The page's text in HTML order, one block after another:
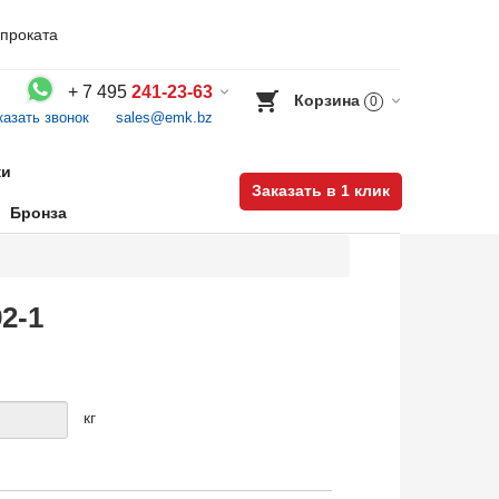
+ 7 495 241-23-63
звонок sales@emk.bz
Корзина 0
Бронза
Заказать в 1 клик
1
кг